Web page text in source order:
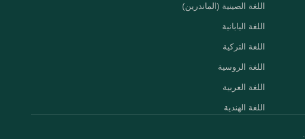
اللغة الصينية (الماندرين)
اللغة اليابانية
اللغة التركية
اللغة الروسية
اللغة العربية
اللغة الهندية